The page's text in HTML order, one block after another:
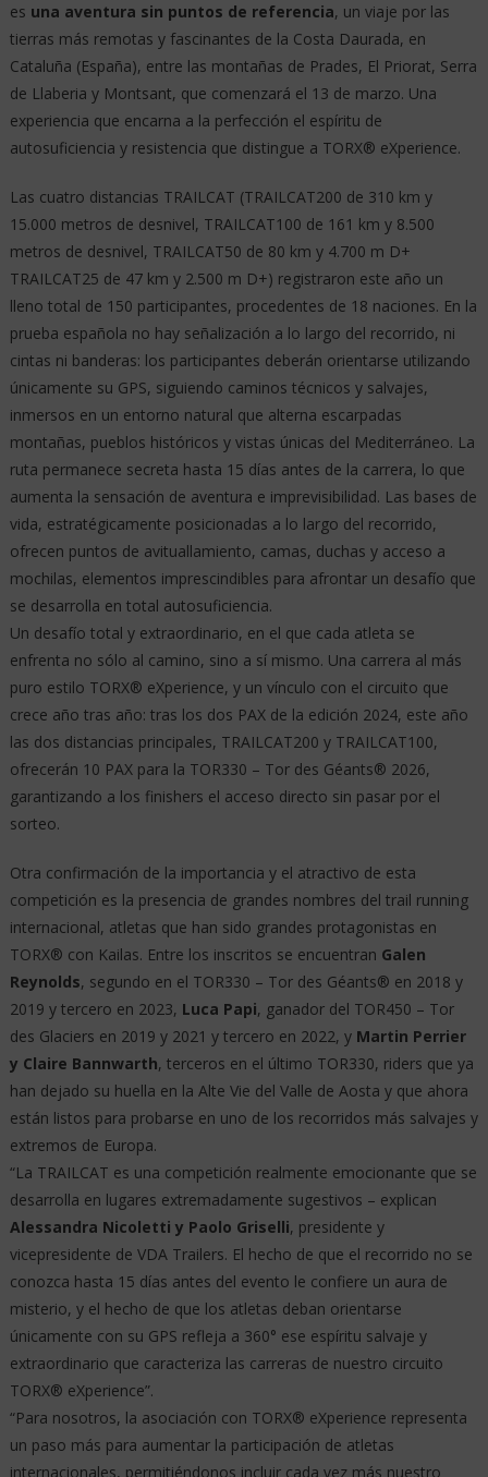
es una aventura sin puntos de referencia, un viaje por las
tierras más remotas y fascinantes de la Costa Daurada, en
Cataluña (España), entre las montañas de Prades, El Priorat, Serra
de Llaberia y Montsant, que comenzará el 13 de marzo. Una
experiencia que encarna a la perfección el espíritu de
autosuficiencia y resistencia que distingue a TORX® eXperience.
Las cuatro distancias TRAILCAT (TRAILCAT200 de 310 km y
15.000 metros de desnivel, TRAILCAT100 de 161 km y 8.500
metros de desnivel, TRAILCAT50 de 80 km y 4.700 m D+
TRAILCAT25 de 47 km y 2.500 m D+) registraron este año un
lleno total de 150 participantes, procedentes de 18 naciones. En la
prueba española no hay señalización a lo largo del recorrido, ni
cintas ni banderas: los participantes deberán orientarse utilizando
únicamente su GPS, siguiendo caminos técnicos y salvajes,
inmersos en un entorno natural que alterna escarpadas
montañas, pueblos históricos y vistas únicas del Mediterráneo. La
ruta permanece secreta hasta 15 días antes de la carrera, lo que
aumenta la sensación de aventura e imprevisibilidad. Las bases de
vida, estratégicamente posicionadas a lo largo del recorrido,
ofrecen puntos de avituallamiento, camas, duchas y acceso a
mochilas, elementos imprescindibles para afrontar un desafío que
se desarrolla en total autosuficiencia.
Un desafío total y extraordinario, en el que cada atleta se
enfrenta no sólo al camino, sino a sí mismo. Una carrera al más
puro estilo TORX® eXperience, y un vínculo con el circuito que
crece año tras año: tras los dos PAX de la edición 2024, este año
las dos distancias principales, TRAILCAT200 y TRAILCAT100,
ofrecerán 10 PAX para la TOR330 – Tor des Géants® 2026,
garantizando a los finishers el acceso directo sin pasar por el
sorteo.
Otra confirmación de la importancia y el atractivo de esta
competición es la presencia de grandes nombres del trail running
internacional, atletas que han sido grandes protagonistas en
TORX® con Kailas. Entre los inscritos se encuentran Galen
Reynolds, segundo en el TOR330 – Tor des Géants® en 2018 y
2019 y tercero en 2023, Luca Papi, ganador del TOR450 – Tor
des Glaciers en 2019 y 2021 y tercero en 2022, y Martin Perrier
y Claire Bannwarth, terceros en el último TOR330, riders que ya
han dejado su huella en la Alte Vie del Valle de Aosta y que ahora
están listos para probarse en uno de los recorridos más salvajes y
extremos de Europa.
“La TRAILCAT es una competición realmente emocionante que se
desarrolla en lugares extremadamente sugestivos – explican
Alessandra Nicoletti y Paolo Griselli, presidente y
vicepresidente de VDA Trailers. El hecho de que el recorrido no se
conozca hasta 15 días antes del evento le confiere un aura de
misterio, y el hecho de que los atletas deban orientarse
únicamente con su GPS refleja a 360° ese espíritu salvaje y
extraordinario que caracteriza las carreras de nuestro circuito
TORX® eXperience”.
“Para nosotros, la asociación con TORX® eXperience representa
un paso más para aumentar la participación de atletas
internacionales, permitiéndonos incluir cada vez más nuestro